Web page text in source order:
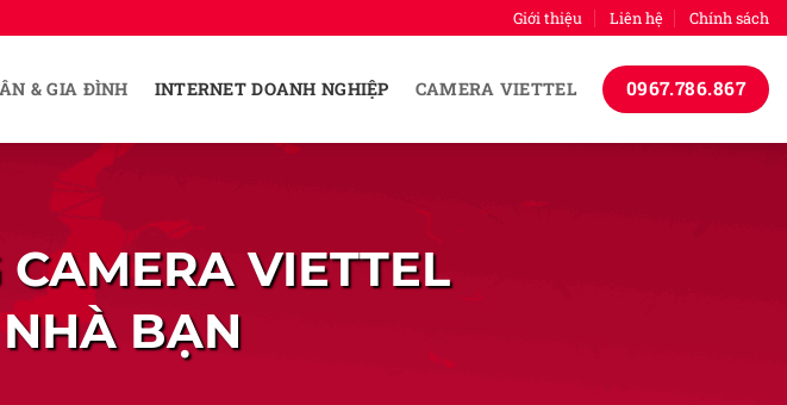
Giới thiệu Liên hệ Chính sách
& GIA ĐÌNH INTERNET DOANH NGHIỆP CAMERA VIETTEL 0967.786.867
VIETTEL
BẠN